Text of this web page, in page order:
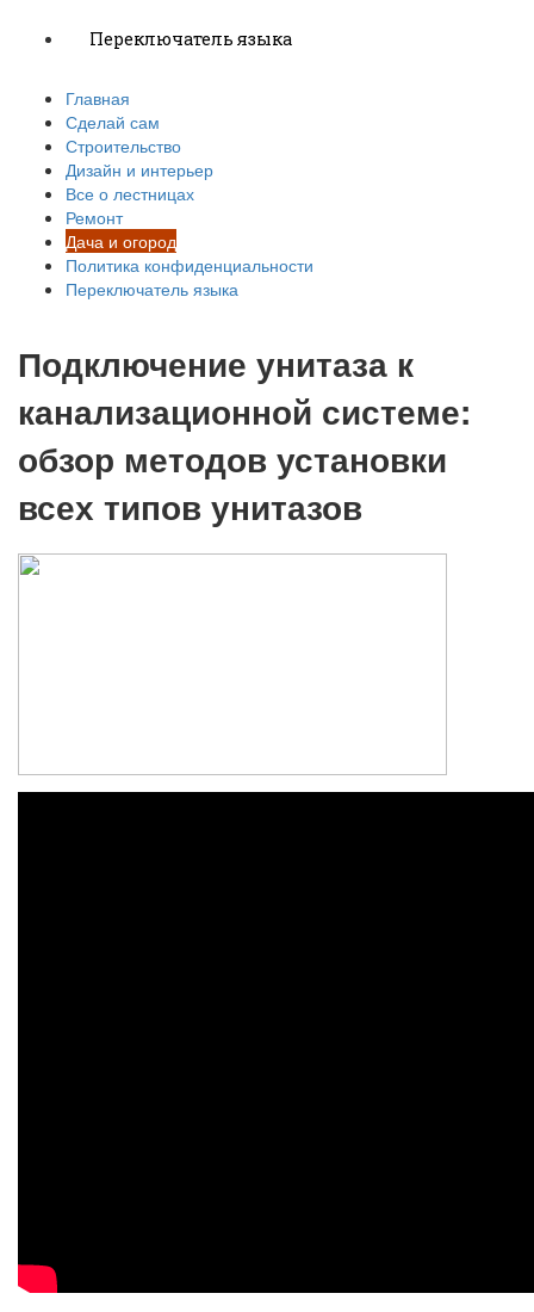
Переключатель языка
Главная
Сделай сам
Строительство
Дизайн и интерьер
Все о лестницах
Ремонт
Дача и огород
Политика конфиденциальности
Переключатель языка
Подключение унитаза к
канализационной системе:
обзор методов установки
всех типов унитазов